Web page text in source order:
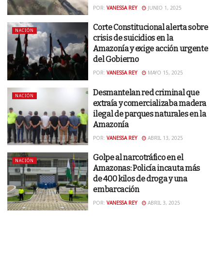
POR: VANESSA REY JUNIO 1, 2025
NACIÓN
Corte Constitucional alerta sobre
crisis de suicidios en la
Amazonía y exige acción urgente
del Gobierno
POR: VANESSA REY MAYO 15, 2025
NACIÓN
Desmantelan red criminal que
extraía y comercializaba madera
ilegal de parques naturales en la
Amazonía
POR: VANESSA REY ABRIL 13, 2025
NACIÓN
Golpe al narcotráfico en el
Amazonas: Policía incauta más
de 400 kilos de droga y una
embarcación
POR: VANESSA REY ABRIL 3, 2025